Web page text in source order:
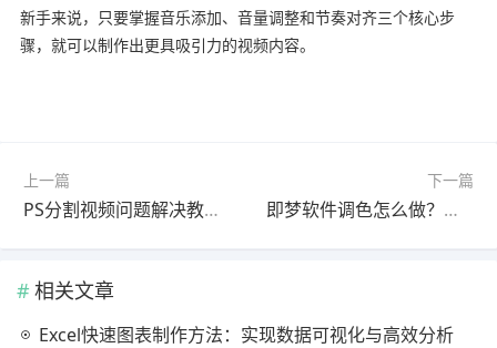
新手来说，只要掌握音乐添加、音量调整和节奏对齐三个核心步
骤，就可以制作出更具吸引力的视频内容。
上一篇
PS分割视频问题解决教程最新更新版新手必看
下一篇
即梦软件调色怎么做？最新更新版问题解决教程（零基础入门）
相关文章
Excel快速图表制作方法：实现数据可视化与高效分析